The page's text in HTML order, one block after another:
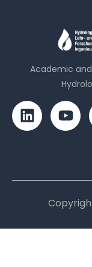
Academic